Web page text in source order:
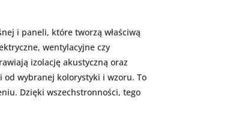
i paneli, które tworzą właściwą
wentylacyjne czy
izolację akustyczną oraz
od wybranej kolorystyki i wzoru. To
Dzięki wszechstronności, tego